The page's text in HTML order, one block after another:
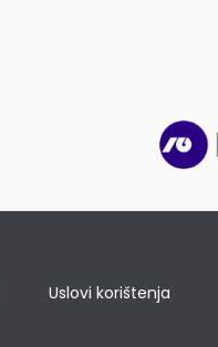
Uslovi korištenja